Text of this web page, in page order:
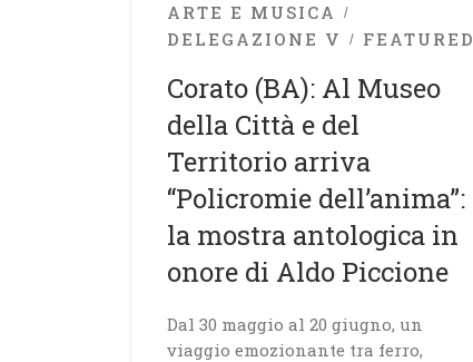
ARTE E MUSICA
DELEGAZIONE V
FEATURED
Corato (BA): Al Museo
della Città e del
Territorio arriva
“Policromie dell’anima”:
la mostra antologica in
onore di Aldo Piccione
Dal 30 maggio al 20 giugno, un
viaggio emozionante tra ferro,